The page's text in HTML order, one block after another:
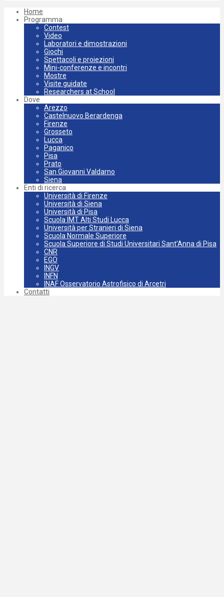
Home
Programma
Contest
Video
Laboratori e dimostrazioni
Giochi
Spettacoli e proiezioni
Mini-conferenze e incontri
Mostre
Visite guidate
Researchers at School
Dove
Arezzo
Castelnuovo Berardenga
Firenze
Grosseto
Lucca
Paganico
Pisa
Prato
San Giovanni Valdarno
Siena
Enti di ricerca
Università di Firenze
Università di Siena
Università di Pisa
Scuola IMT Alti Studi Lucca
Università per Stranieri di Siena
Scuola Normale Superiore
Scuola Superiore di Studi Universitari Sant’Anna di Pisa
CNR
EGO
INGV
INFN
INAF Osservatorio Astrofisico di Arcetri
Contatti